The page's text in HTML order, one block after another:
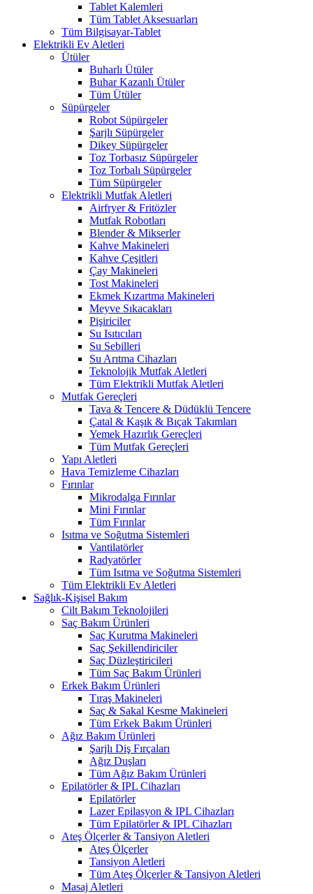
Tablet Kalemleri
Tüm Tablet Aksesuarları
Tüm Bilgisayar-Tablet
Elektrikli Ev Aletleri
Ütüler
Buharlı Ütüler
Buhar Kazanlı Ütüler
Tüm Ütüler
Süpürgeler
Robot Süpürgeler
Şarjlı Süpürgeler
Dikey Süpürgeler
Toz Torbasız Süpürgeler
Toz Torbalı Süpürgeler
Tüm Süpürgeler
Elektrikli Mutfak Aletleri
Airfryer & Fritözler
Mutfak Robotları
Blender & Mikserler
Kahve Makineleri
Kahve Çeşitleri
Çay Makineleri
Tost Makineleri
Ekmek Kızartma Makineleri
Meyve Sıkacakları
Pişiriciler
Su Isıtıcıları
Su Sebilleri
Su Arıtma Cihazları
Teknolojik Mutfak Aletleri
Tüm Elektrikli Mutfak Aletleri
Mutfak Gereçleri
Tava & Tencere & Düdüklü Tencere
Çatal & Kaşık & Bıçak Takımları
Yemek Hazırlık Gereçleri
Tüm Mutfak Gereçleri
Yapı Aletleri
Hava Temizleme Cihazları
Fırınlar
Mikrodalga Fırınlar
Mini Fırınlar
Tüm Fırınlar
Isıtma ve Soğutma Sistemleri
Vantilatörler
Radyatörler
Tüm Isıtma ve Soğutma Sistemleri
Tüm Elektrikli Ev Aletleri
Sağlık-Kişisel Bakım
Cilt Bakım Teknolojileri
Saç Bakım Ürünleri
Saç Kurutma Makineleri
Saç Şekillendiriciler
Saç Düzleştiricileri
Tüm Saç Bakım Ürünleri
Erkek Bakım Ürünleri
Tıraş Makineleri
Saç & Sakal Kesme Makineleri
Tüm Erkek Bakım Ürünleri
Ağız Bakım Ürünleri
Şarjlı Diş Fırçaları
Ağız Duşları
Tüm Ağız Bakım Ürünleri
Epilatörler & IPL Cihazları
Epilatörler
Lazer Epilasyon & IPL Cihazları
Tüm Epilatörler & IPL Cihazları
Ateş Ölçerler & Tansiyon Aletleri
Ateş Ölçerler
Tansiyon Aletleri
Tüm Ateş Ölçerler & Tansiyon Aletleri
Masaj Aletleri